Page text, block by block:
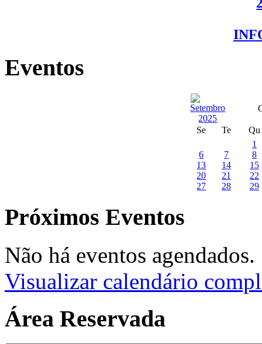
Eventos
Se Te
Qu
1
6
7
8
13
14
15
20
21
22
27
28 29
Próximos Eventos
Não há eventos agendados.
Visualizar calendário
Área Reservada